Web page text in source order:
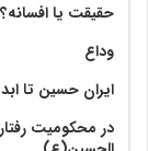
حقیقت یا
وداع
ایران حسین تا
در محکومیت